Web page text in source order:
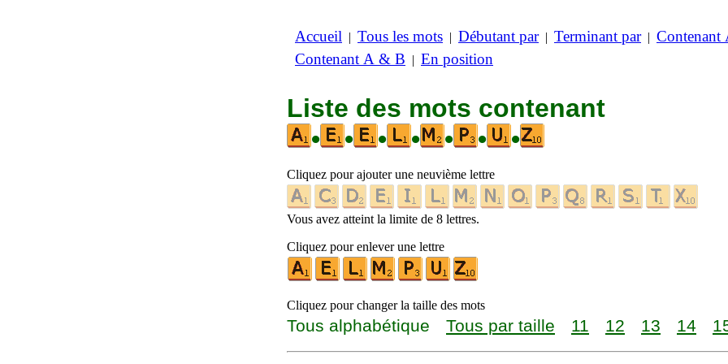
Accueil | Tous les mots | Débutant par| Terminant par| Contenant
Contenant A & B | En position
Liste des mots contenant
•
• • • • • •
Cliquez pour ajouter une neuvième lettre
Vous avez atteint la limite de 8 lettres.
Cliquez pour enlever une lettre
Cliquez pour changer la taille des mots
Tous alphabétique Tous par taille 11 12 13 14